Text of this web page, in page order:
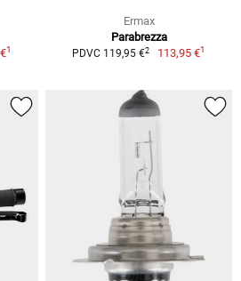
1
Ermax
Parabrezza
PDVC 119,95 €2 113,95 €1